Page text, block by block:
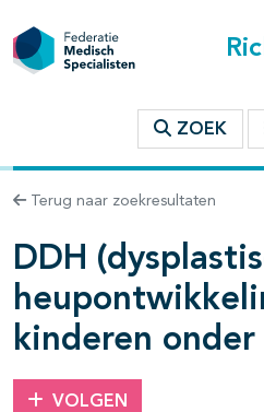
ZOEK
Terug naar zoekresultaten
DDH
kinderen onder
VOLGEN